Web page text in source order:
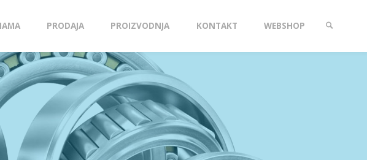
PRODAJA PROIZVODNJA KONTAKT WEBSHOP